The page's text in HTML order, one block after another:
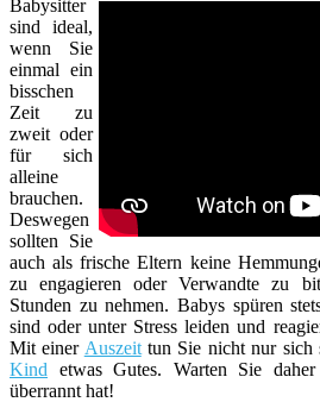
Babysitter
sind ideal,
wenn Sie
einmal ein
bisschen
Zeit zu
zweit oder
für sich
alleine
brauchen.
Deswegen
sollten Sie
auch als frische Eltern keine
zu engagieren oder Verwandte zu
Stunden zu nehmen. Babys spüren
sind oder unter Stress leiden und
Mit einer Auszeittun Sie nicht nur sich
Kind etwas Gutes. Warten Sie
überrannt hat!